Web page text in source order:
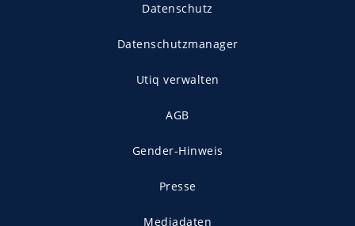
Datenschutz
Datenschutzmanager
Utiq verwalten
AGB
Gender-Hinweis
Presse
Mediadaten